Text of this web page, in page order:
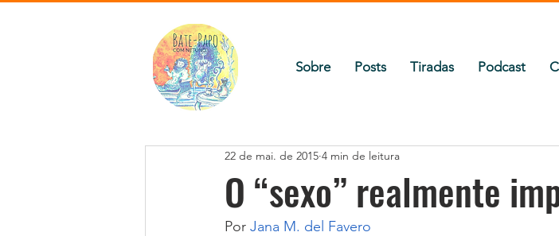
Sobre Posts Tiradas Podcast
O “sexo” realmente
22 de mai. de 2015 4 min de leitura
Por Jana M. del Favero